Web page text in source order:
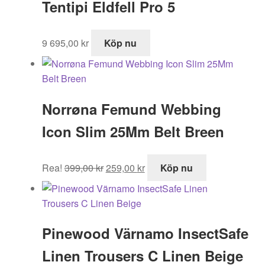
Tentipi Eldfell Pro 5
9 695,00 kr Köp nu
Norrøna Femund Webbing
Icon Slim 25Mm Belt Breen
Rea! 399,00kr
ursprungliga
priset
var:
259,00 kr
nuvarande
priset
Köp nu
Pinewood Värnamo InsectSafe
Linen Trousers C Linen Beige